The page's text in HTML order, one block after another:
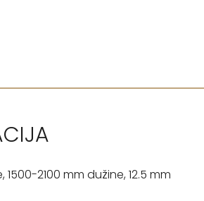
1500-2100 mm dužine, 12.5 mm